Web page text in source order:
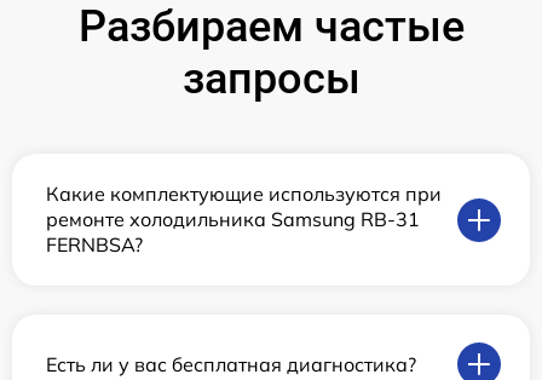
Разбираем частые
запросы
Какие комплектующие используются при
ремонте холодильника Samsung RB-31
FERNBSA?
Есть ли у вас бесплатная диагностика?